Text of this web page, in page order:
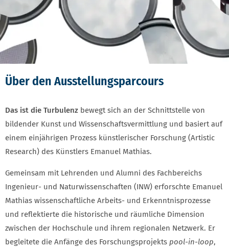
Über den Ausstellungsparcours
Das ist die Turbulenz bewegt sich an der Schnittstelle von
bildender Kunst und Wissenschaftsvermittlung und basiert auf
einem einjährigen Prozess künstlerischer Forschung (Artistic
Research) des Künstlers Emanuel Mathias.
Gemeinsam mit Lehrenden und Alumni des Fachbereichs
Ingenieur- und Naturwissenschaften (INW) erforschte Emanuel
Mathias wissenschaftliche Arbeits- und Erkenntnisprozesse
und reflektierte die historische und räumliche Dimension
zwischen der Hochschule und ihrem regionalen Netzwerk. Er
begleitete die Anfänge des Forschungsprojekts pool-in-loop,